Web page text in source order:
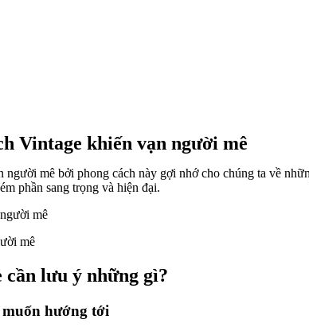
Vintage khiến vạn người mê
người mê bởi phong cách này gợi nhớ cho chúng ta về
phần sang trọng và hiện đại.
mê
cần lưu ý những gì?
muốn hướng tới